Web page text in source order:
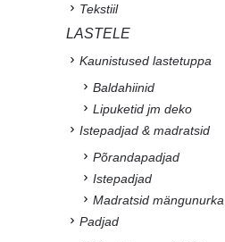
Tekstiil
LASTELE
Kaunistused lastetuppa
Baldahiinid
Lipuketid jm deko
Istepadjad & madratsid
Põrandapadjad
Istepadjad
Madratsid mängunurka
Padjad